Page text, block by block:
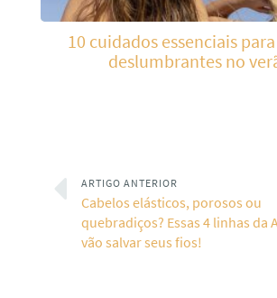
10 cuidados essenciais
deslumbrantes no
ARTIGO ANTERIOR
Cabelos elásticos, porosos ou
quebradiços? Essas 4 linhas da
vão salvar seus fios!